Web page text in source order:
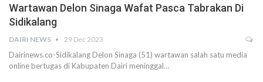
Wartawan Delon Sinaga Wafat Pasca Tabrakan Di
Sidikalang
DAIRI NEWS 29 Dec 2023
Dairinews.co-Sidikalang Delon Sinaga (51) wartawan salah satu media
online bertugas di Kabupaten Dairi meninggal…